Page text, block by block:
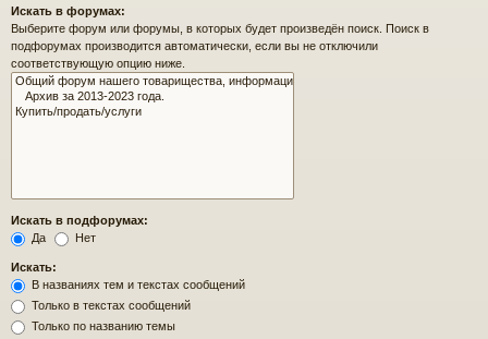
Искать в форумах:
Выберите форум или форумы, в которых будет произведён поиск. Поиск в
подфорумах производится автоматически, если вы не отключили
соответствующую опцию ниже.
Искать в подфорумах:
Да
Нет
Искать:
В названиях тем и текстах сообщений
Только в текстах сообщений
Только по названию темы